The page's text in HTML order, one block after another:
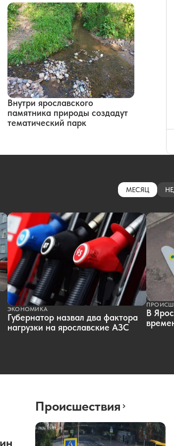
Внутри ярославского
памятника природы создадут
тематический парк
МЕСЯЦ
ЭКОНОМИКА
Губернатор назвал два фактора
нагрузки на ярославские АЗС
В
Происшествия